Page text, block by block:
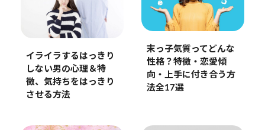
イライラするはっきり
しない男の心理＆特
徴、気持ちをはっきり
させる方法
末っ子気質ってどんな
性格？特徴・恋愛傾
向・上手に付き合う方
法全17選